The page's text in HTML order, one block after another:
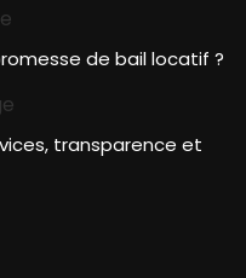
de bail locatif ?
transparence et